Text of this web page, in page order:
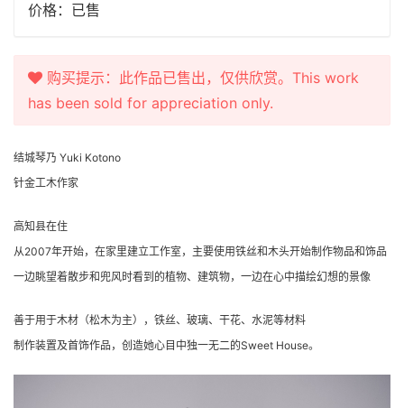
价格：已售
购买提示：此作品已售出，仅供欣赏。This work
has been sold for appreciation only.
结城琴乃 Yuki Kotono
针金工木作家
高知县在住
从2007年开始，在家里建立工作室，主要使用铁丝和木头开始制作物品和饰品
一边眺望着散步和兜风时看到的植物、建筑物，一边在心中描绘幻想的景像
善于用于木材（松木为主），铁丝、玻璃、干花、水泥等材料
制作装置及首饰作品，创造她心目中独一无二的Sweet House。